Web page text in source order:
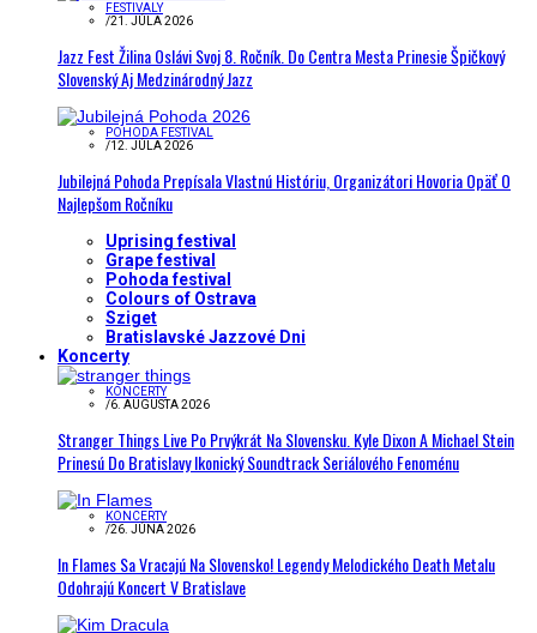
FESTIVALY
/21. JÚLA 2026
Jazz Fest Žilina Oslávi Svoj 8. Ročník. Do Centra Mesta Prinesie Špičkový
Slovenský Aj Medzinárodný Jazz
POHODA FESTIVAL
/12. JÚLA 2026
Jubilejná Pohoda Prepísala Vlastnú Históriu, Organizátori Hovoria Opäť O
Najlepšom Ročníku
Uprising festival
Grape festival
Pohoda festival
Colours of Ostrava
Sziget
Bratislavské Jazzové Dni
Koncerty
KONCERTY
/6. AUGUSTA 2026
Stranger Things Live Po Prvýkrát Na Slovensku. Kyle Dixon A Michael Stein
Prinesú Do Bratislavy Ikonický Soundtrack Seriálového Fenoménu
KONCERTY
/26. JÚNA 2026
In Flames Sa Vracajú Na Slovensko! Legendy Melodického Death Metalu
Odohrajú Koncert V Bratislave